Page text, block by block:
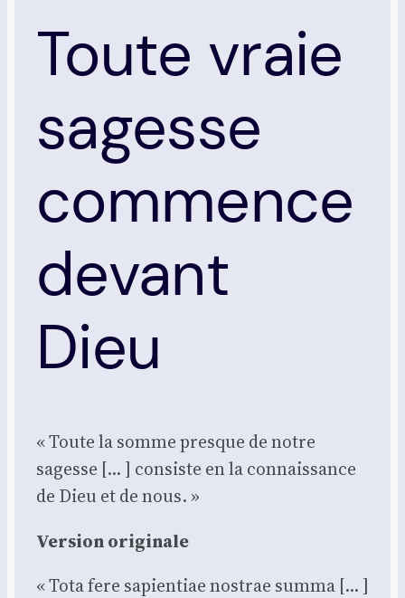
Toute vraie
sagesse
commence
devant
Dieu
« Toute la somme presque de notre
sagesse [… ] consiste en la connais­sance
de Dieu et de nous. »
Ver­sion ori­gi­nale
« Tota fere sapien­tiae nos­trae sum­ma [… ]